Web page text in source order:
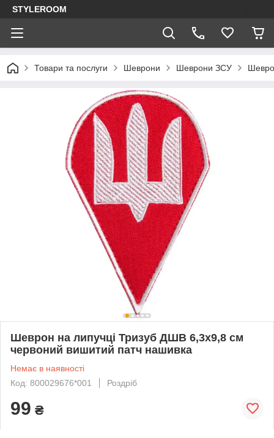
STYLEROOM
Товари та послуги Шеврони Шеврони ЗСУ
Шеврон на липучці Тризуб ДШВ 6,3х9,8 см
червоний вишитий патч нашивка
Немає в наявності
Код: 800029676*001
Роздріб
99 ₴